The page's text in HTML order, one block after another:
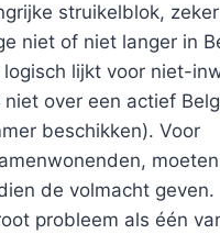
struikelblok,
niet of niet langer in
lijkt voor niet-
over een actief
beschikken). Voor
de volmacht geven.
probleem als één